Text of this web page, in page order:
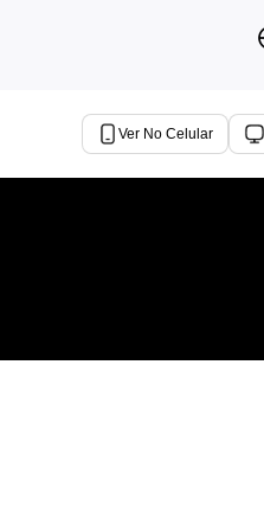
Ver No Celular